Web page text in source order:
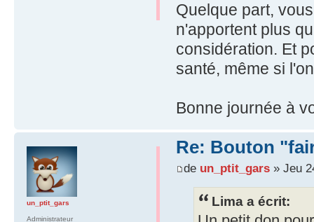
Quelque part,
n'apportent plus
considération. Et
santé, même si
Bonne journée à
Re: Bouton
de un_ptit_gars» Jeu
Lima a écrit:
un_ptit_gars
Administrateur